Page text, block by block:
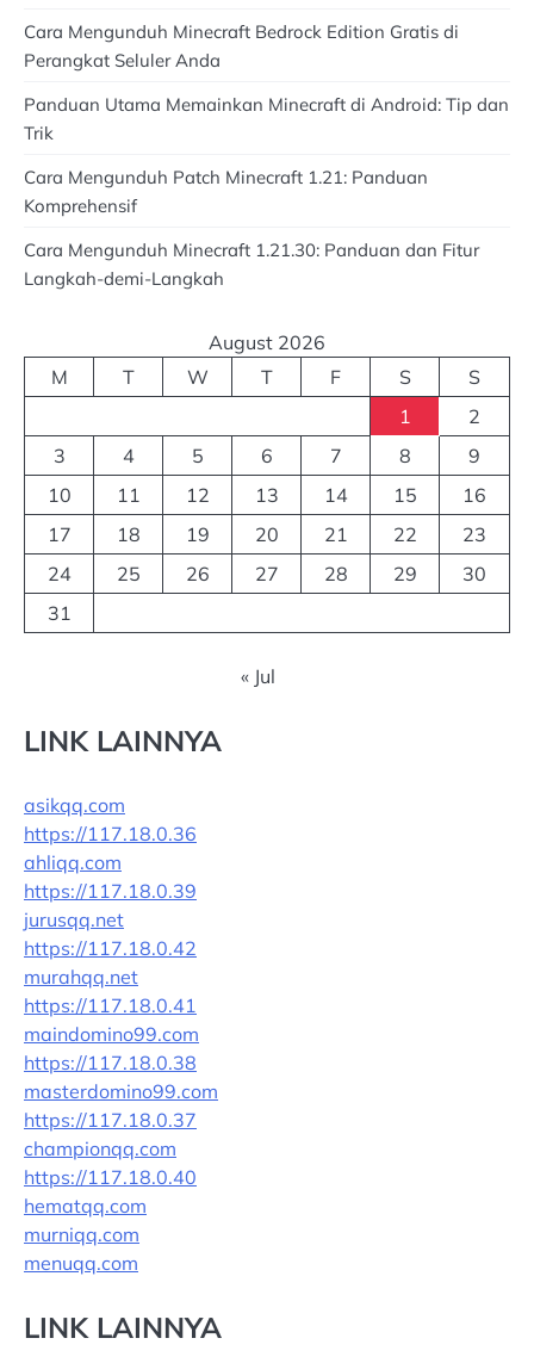
Cara Mengunduh Minecraft Bedrock Edition Gratis di
Perangkat Seluler Anda
Panduan Utama Memainkan Minecraft di Android: Tip dan
Trik
Cara Mengunduh Patch Minecraft 1.21: Panduan
Komprehensif
Cara Mengunduh Minecraft 1.21.30: Panduan dan Fitur
Langkah-demi-Langkah
August 2026
M
T W T F S
S
1
2
3
4 5 6 7 8
9
10
11 12 13 14 15
16
17
18 19 20 21 22
23
24
25 26 27 28 29
30
31
« Jul
LINK LAINNYA
asikqq.com
https://117.18.0.36
ahliqq.com
https://117.18.0.39
jurusqq.net
https://117.18.0.42
murahqq.net
https://117.18.0.41
maindomino99.com
https://117.18.0.38
masterdomino99.com
https://117.18.0.37
championqq.com
https://117.18.0.40
hematqq.com
murniqq.com
menuqq.com
LINK LAINNYA